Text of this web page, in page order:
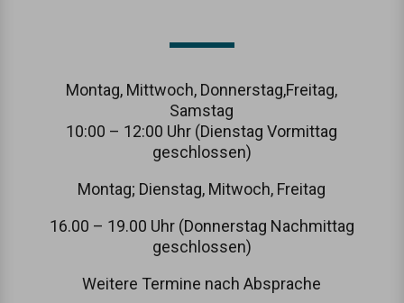
Montag, Mittwoch, Donnerstag,Freitag,
Samstag
10:00 – 12:00 Uhr (Dienstag Vormittag
geschlossen)
Montag; Dienstag, Mitwoch, Freitag
16.00 – 19.00 Uhr (Donnerstag Nachmittag
geschlossen)
Weitere Termine nach Absprache